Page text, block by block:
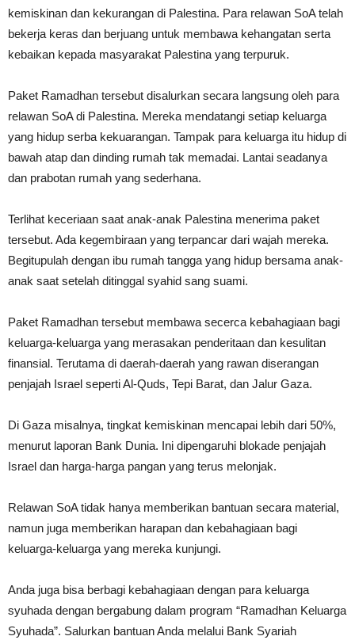
kemiskinan dan kekurangan di Palestina. Para relawan SoA telah
bekerja keras dan berjuang untuk membawa kehangatan serta
kebaikan kepada masyarakat Palestina yang terpuruk.
Paket Ramadhan tersebut disalurkan secara langsung oleh para
relawan SoA di Palestina. Mereka mendatangi setiap keluarga
yang hidup serba kekuarangan. Tampak para keluarga itu hidup di
bawah atap dan dinding rumah tak memadai. Lantai seadanya
dan prabotan rumah yang sederhana.
Terlihat keceriaan saat anak-anak Palestina menerima paket
tersebut. Ada kegembiraan yang terpancar dari wajah mereka.
Begitupulah dengan ibu rumah tangga yang hidup bersama anak-
anak saat setelah ditinggal syahid sang suami.
Paket Ramadhan tersebut membawa secerca kebahagiaan bagi
keluarga-keluarga yang merasakan penderitaan dan kesulitan
finansial. Terutama di daerah-daerah yang rawan diserangan
penjajah Israel seperti Al-Quds, Tepi Barat, dan Jalur Gaza.
Di Gaza misalnya, tingkat kemiskinan mencapai lebih dari 50%,
menurut laporan Bank Dunia. Ini dipengaruhi blokade penjajah
Israel dan harga-harga pangan yang terus melonjak.
Relawan SoA tidak hanya memberikan bantuan secara material,
namun juga memberikan harapan dan kebahagiaan bagi
keluarga-keluarga yang mereka kunjungi.
Anda juga bisa berbagi kebahagiaan dengan para keluarga
syuhada dengan bergabung dalam program “Ramadhan Keluarga
Syuhada”. Salurkan bantuan Anda melalui Bank Syariah